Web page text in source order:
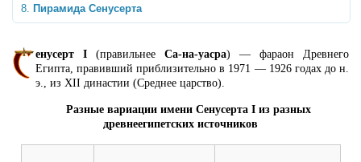
Пирамида Сенусерта
енусерт I (правильнее Са-на-уасра) — фараон Древнего
Египта, правивший приблизительно в 1971 — 1926 годах до н.
э., из XII династии (Среднее царство).
Разные вариации имени Сенусерта I из разных
древнеегипетских источников